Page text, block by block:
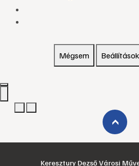
Mégsem
›
Keresztury Dezső Városi